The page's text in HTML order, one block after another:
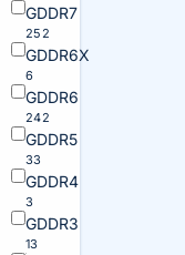
GDDR7
252
GDDR6X
6
GDDR6
242
GDDR5
33
GDDR4
3
GDDR3
13